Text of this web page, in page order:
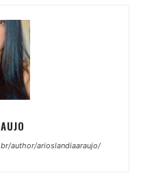
author/arioslandiaaraujo/